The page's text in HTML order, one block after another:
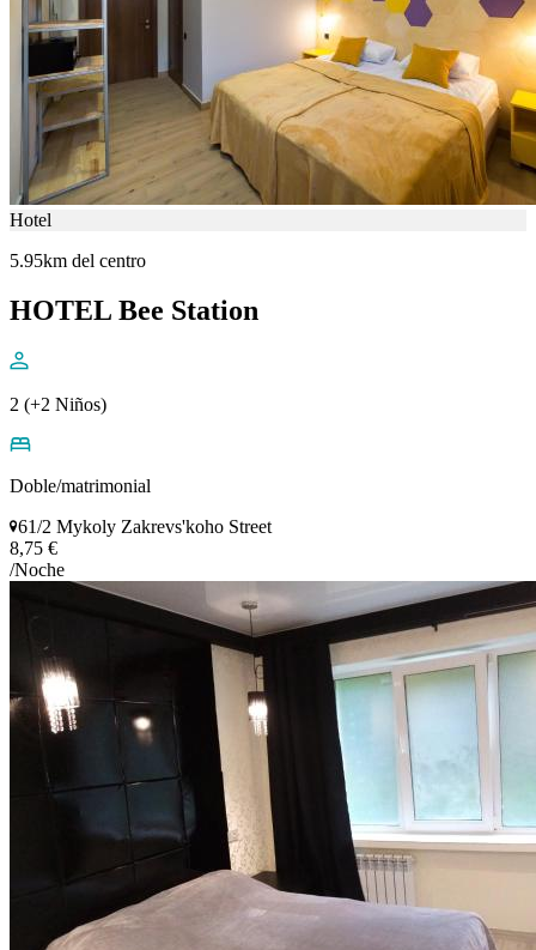
Hotel
5.95km del centro
HOTEL Bee Station
2 (+2 Niños)
Doble/matrimonial
61/2 Mykoly Zakrevs'koho Street
8,75 €
/Noche